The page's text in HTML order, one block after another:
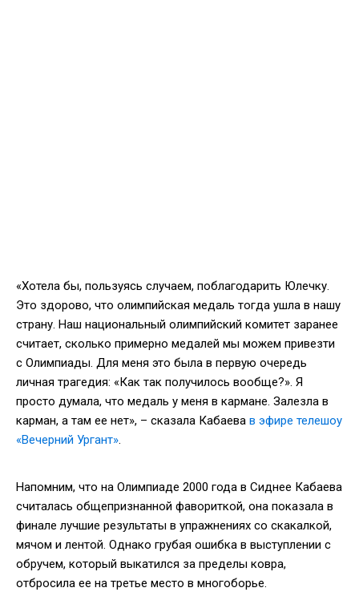
«Хотела бы, пользуясь случаем, поблагодарить Юлечку.
Это здорово, что олимпийская медаль тогда ушла в нашу
страну. Наш национальный олимпийский комитет заранее
считает, сколько примерно медалей мы можем привезти
с Олимпиады. Для меня это была в первую очередь
личная трагедия: «Как так получилось вообще?». Я
просто думала, что медаль у меня в кармане. Залезла в
карман, а там ее нет», – сказала Кабаева в эфире телешоу
«Вечерний Ургант».
Напомним, что на Олимпиаде 2000 года в Сиднее Кабаева
считалась общепризнанной фавориткой, она показала в
финале лучшие результаты в упражнениях со скакалкой,
мячом и лентой. Однако грубая ошибка в выступлении с
обручем, который выкатился за пределы ковра,
отбросила ее на третье место в многоборье.